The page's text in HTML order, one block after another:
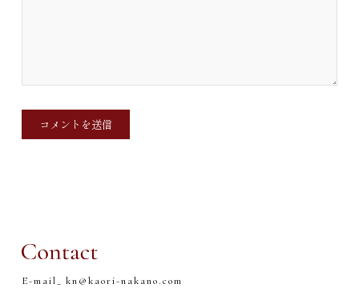
E-mail_kn@kaori-nakano.com